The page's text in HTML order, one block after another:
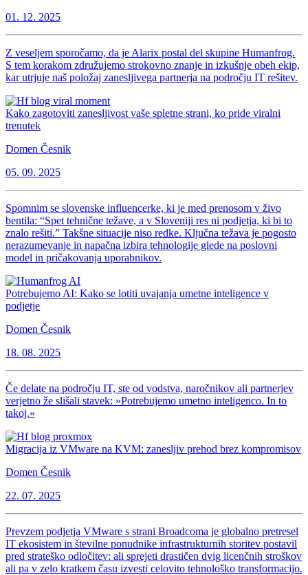
01. 12. 2025
Z veseljem sporočamo, da je Alarix postal del skupine Humanfrog.
S tem korakom združujemo strokovno znanje in izkušnje obeh ekip,
kar utrjuje naš položaj zanesljivega partnerja na področju IT rešitev.
Kako zagotoviti zanesljivost vaše spletne strani, ko pride viralni
trenutek
Domen Česnik
05. 09. 2025
Spomnim se slovenske influencerke, ki je med prenosom v živo
bentila: “Spet tehnične težave, a v Sloveniji res ni podjetja, ki bi to
znalo rešiti.” Takšne situacije niso redke. Ključna težava je pogosto
nerazumevanje in napačna izbira tehnologije glede na poslovni
model in pričakovanja uporabnikov.
Potrebujemo AI: Kako se lotiti uvajanja umetne inteligence v
podjetje
Domen Česnik
18. 08. 2025
Če delate na področju IT, ste od vodstva, naročnikov ali partnerjev
verjetno že slišali stavek: »Potrebujemo umetno inteligenco. In to
takoj.«
Migracija iz VMware na KVM: zanesljiv prehod brez kompromisov
Domen Česnik
22. 07. 2025
Prevzem podjetja VMware s strani Broadcoma je globalno pretresel
IT ekosistem in številne ponudnike infrastrukturnih storitev postavil
pred strateško odločitev: ali sprejeti drastičen dvig licenčnih stroškov
ali pa v zelo kratkem času izvesti celovito tehnološko transformacijo.